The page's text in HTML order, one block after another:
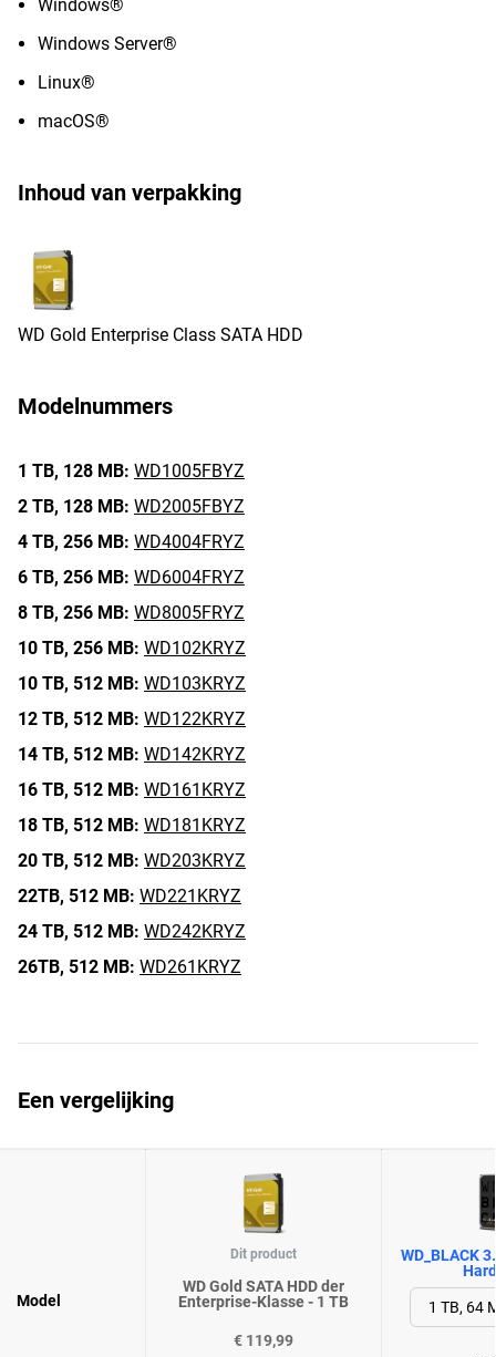
Windows®
Windows Server®
Linux®
macOS®
Inhoud van verpakking
WD Gold Enterprise Class SATA HDD
Modelnummers
1 TB, 128 MB: WD1005FBYZ
2 TB, 128 MB: WD2005FBYZ
4 TB, 256 MB: WD4004FRYZ
6 TB, 256 MB: WD6004FRYZ
8 TB, 256 MB: WD8005FRYZ
10 TB, 256 MB: WD102KRYZ
10 TB, 512 MB: WD103KRYZ
12 TB, 512 MB: WD122KRYZ
14 TB, 512 MB: WD142KRYZ
16 TB, 512 MB: WD161KRYZ
18 TB, 512 MB: WD181KRYZ
20 TB, 512 MB: WD203KRYZ
22TB, 512 MB: WD221KRYZ
24 TB, 512 MB: WD242KRYZ
26TB, 512 MB: WD261KRYZ
Een vergelijking
Model
Dit product
WD Gold SATA HDD der
Enterprise-Klasse - 1 TB
€ 119,99
WD_BLACK